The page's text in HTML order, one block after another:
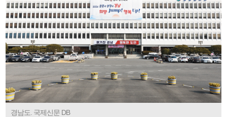
경남도. 국제신문 DB